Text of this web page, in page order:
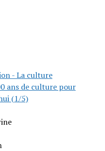
- La culture
ans de culture pour
(1/5)